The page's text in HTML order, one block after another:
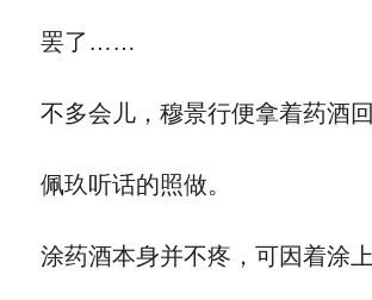
罢了……
不多会儿，穆景行便拿着药酒
佩玖听话的照做。
涂药酒本身并不疼，可因着涂上